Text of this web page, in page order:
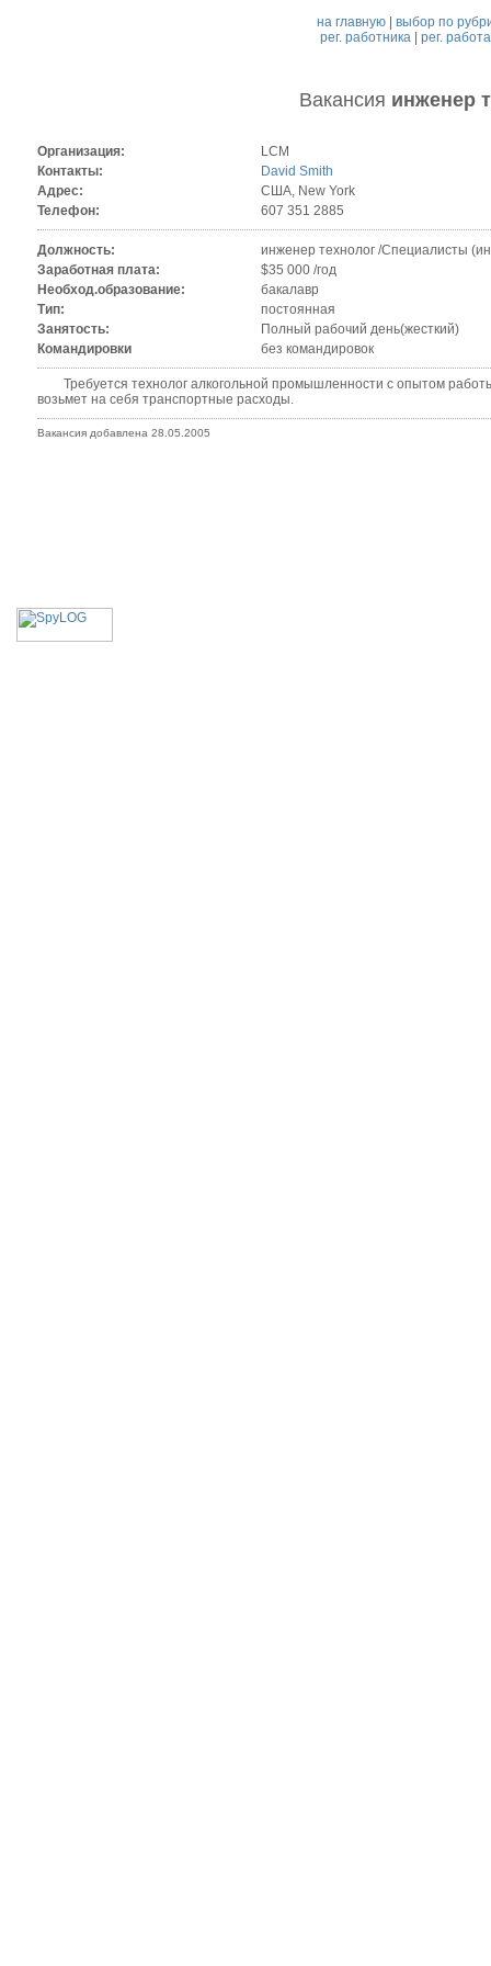
на главную |выбор по
рег. работника| рег.
Вакансия инженер
Организация:
LCM
Контакты:
David Smith
Адрес:
США, New York
Телефон:
607 351 2885
Должность:
инженер технолог /Специалисты
Заработная плата:
$35 000 /год
Необход.образование:
бакалавр
Тип:
постоянная
Занятость:
Полный рабочий день(жесткий)
Командировки
без командировок
Требуется технолог алкогольной промышленности с опытом
возьмет на себя транспортные расходы.
Вакансия добавлена 28.05.2005